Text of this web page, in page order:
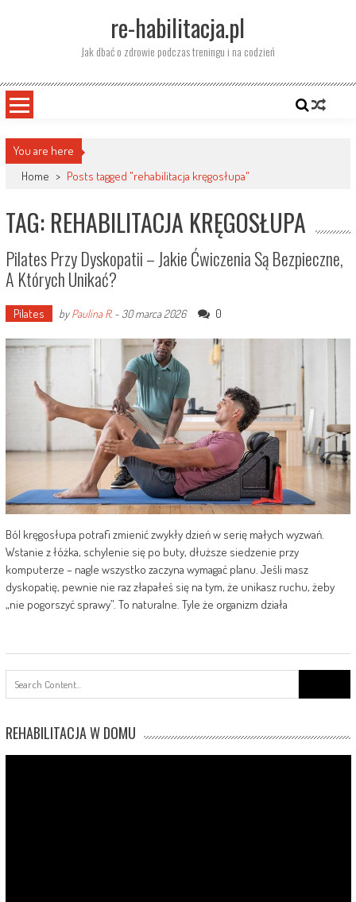
re-habilitacja.pl
Jak dbać o zdrowie podczas treningu i na codzień
You are here
Home > Posts tagged "rehabilitacja kręgosłupa"
TAG: REHABILITACJA KRĘGOSŁUPA
Pilates Przy Dyskopatii – Jakie Ćwiczenia Są Bezpieczne,
A Których Unikać?
Pilates byPaulina R.- 30 marca 2026 0
Ból kręgosłupa potrafi zmienić zwykły dzień w serię małych wyzwań.
Wstanie z łóżka, schylenie się po buty, dłuższe siedzenie przy
komputerze – nagle wszystko zaczyna wymagać planu. Jeśli masz
dyskopatię, pewnie nie raz złapałeś się na tym, że unikasz ruchu, żeby
„nie pogorszyć sprawy”. To naturalne. Tyle że organizm działa
for:
REHABILITACJA W DOMU